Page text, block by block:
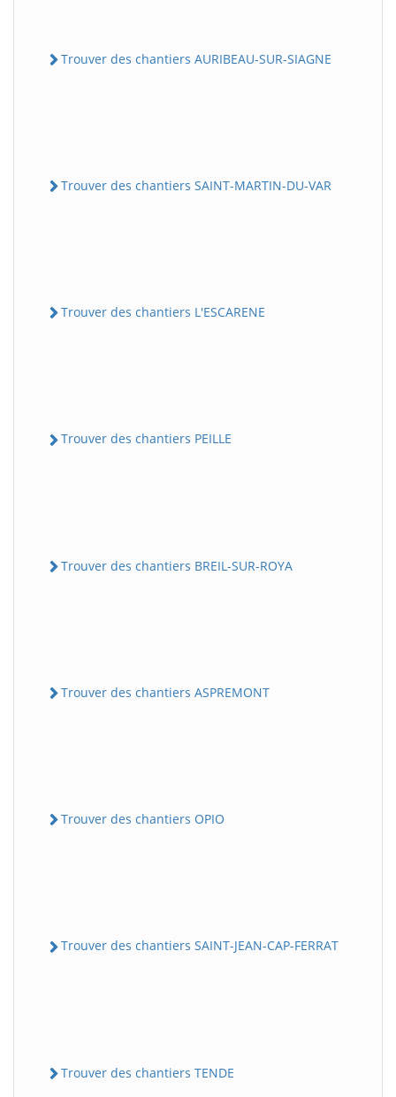
Trouver des chantiers AURIBEAU-SUR-SIAGNE
Trouver des chantiers SAINT-MARTIN-DU-VAR
Trouver des chantiers L'ESCARENE
Trouver des chantiers PEILLE
Trouver des chantiers BREIL-SUR-ROYA
Trouver des chantiers ASPREMONT
Trouver des chantiers OPIO
Trouver des chantiers SAINT-JEAN-CAP-FERRAT
Trouver des chantiers TENDE